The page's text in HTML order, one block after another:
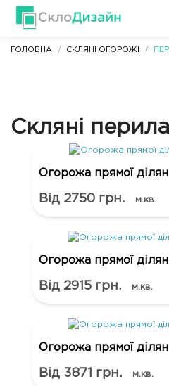
ГОЛОВНА СКЛЯНІ ОГОРОЖІ
Скляні
Огорожа прямої
Від 2750 грн. м.кв.
Огорожа прямої
Від 2915 грн. м.кв.
Огорожа прямої
Від 3871 грн. м.кв.